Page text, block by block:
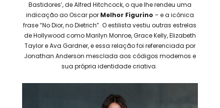
Bastidores’, de Alfred Hitchcock, o que lhe rendeu uma
indicação ao Oscar por Melhor Figurino – e a icônica
frase “No Dior, no Dietrich”. O estilista vestiu outras estrelas
de Hollywood como Marilyn Monroe, Grace Kelly, Elizabeth
Taylor e Ava Gardner, e essa relação foi referenciada por
Jonathan Anderson mesclada aos códigos modernos e
sua própria identidade criativa.